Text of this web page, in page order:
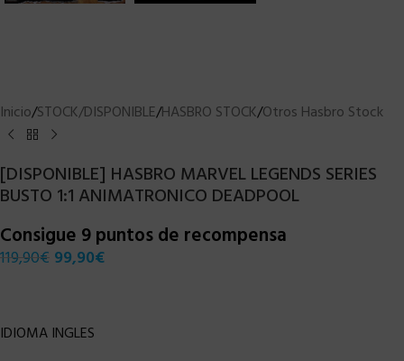
Inicio/STOCK/DISPONIBLE/HASBRO STOCK/Otros Hasbro Stock
[DISPONIBLE] HASBRO MARVEL LEGENDS SERIES
BUSTO 1:1 ANIMATRONICO DEADPOOL
Consigue 9 puntos de recompensa
119,90€ 99,90€
IDIOMA INGLES